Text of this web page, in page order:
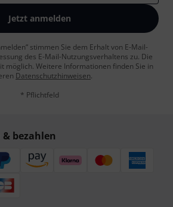
Jetzt anmelden
stimmen Sie dem Erhalt von E-Mail-
des E-Mail-Nutzungsverhaltens zu. Die
möglich. Weitere Informationen finden Sie in
Datenschutzhinweisen.
* Pflichtfeld
bezahlen